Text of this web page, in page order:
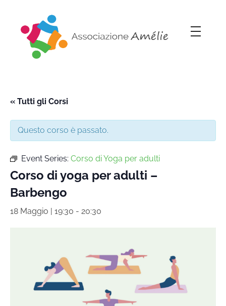
« Tutti gli Corsi
Questo corso è passato.
Event Series: Corso di Yoga per adulti
Corso di yoga per adulti –
Barbengo
18 Maggio | 19:30 - 20:30